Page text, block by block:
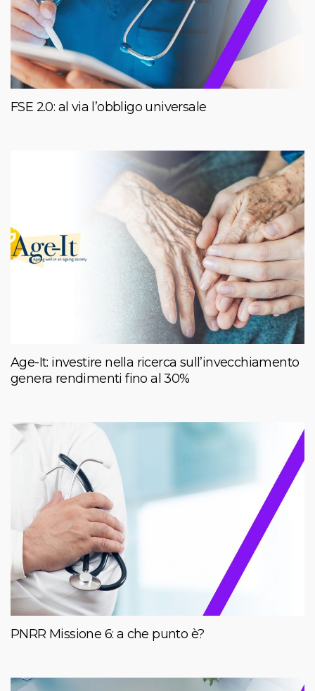
FSE 2.0: al via l’obbligo universale
Age-It: investire nella ricerca sull’invecchiamento
genera rendimenti fino al 30%
PNRR Missione 6: a che punto è?